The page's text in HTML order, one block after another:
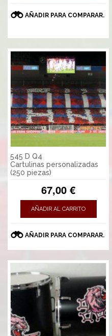
AÑADIR PARA COMPARAR.
545 D Q4
Cartulinas personalizadas
(250 piezas)
67,00 €
AÑADIR AL CARRITO
AÑADIR PARA COMPARAR.